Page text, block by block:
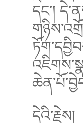
དང་།